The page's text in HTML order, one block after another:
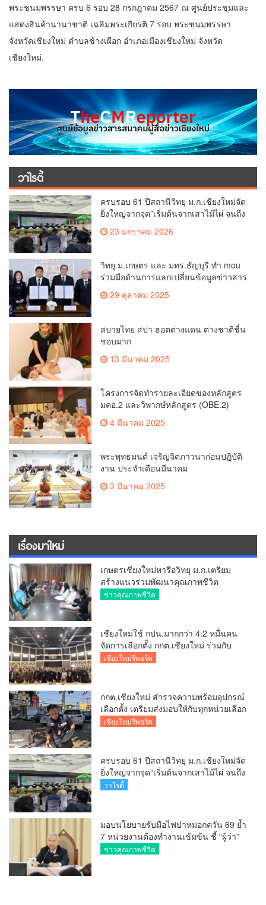
พระชนมพรรษา ครบ 6 รอบ 28 กรกฎาคม 2567 ณ ศูนย์ประชุมและ
แสดงสินค้านานาชาติ เฉลิมพระเกียรติ 7 รอบ พระชนมพรรษา
จังหวัดเชียงใหม่ ตำบลช้างเผือก อำเภอเมืองเชียงใหม่ จังหวัด
เชียงใหม่.
วาไรตี้
ครบรอบ 61 ปีสถานีวิทยุ ม.ก.เชียงใหม่จัด
ยิ่งใหญ่จากจุด”เริ่มต้นจากเสาไม้ไผ่ จนถึง
วันที่มี KURplus ในวันนี้”
23 มกราคม 2026
วิทยุ ม.เกษตร และ มทร.ธัญบุรี ทำ mou
ร่วมมือด้านการแลกเปลี่ยนข้อมูลข่าวสาร
เพื่อถ่ายทอดองค์ความรู้ดีๆสู่ประชาชนให้
ครอบคลุม
29 ตุลาคม 2025
สบายไทย สปา ฮอตต่างแดน ต่างชาติชื่น
ชอบมาก
13 มีนาคม 2025
โครงการจัดทำรายละเอียดของหลักสูตร
มคอ.2 และวิพากษ์หลักสูตร (OBE.2)
4 มีนาคม 2025
พระพุทธมนต์ เจริญจิตภาวนาก่อนปฏิบัติ
งาน ประจำเดือนมีนาคม
3 มีนาคม 2025
เรื่องมาใหม่
เกษตรเชียงใหม่หารือวิทยุ ม.ก.เตรียม
สร้างแนวร่วมพัฒนาคุณภาพชีวิต
เกษตรกร สื่อสารข้อมูลถูกต้องขับเคลื่อน
ข่าวคุณภาพชีวิต
เชียงใหม่ใช้ กปน.มากกว่า 4.2 หมื่นคน
จัดการเลือกตั้ง กกต.เชียงใหม่ ร่วมกับ
นายอำเภอหางดง ตรวจความเรียบร้อย
เชียงใหม่รีพอร์ต
กกต.เชียงใหม่ สำรวจความพร้อมอุปกรณ์
เลือกตั้ง เตรียมส่งมอบให้กับทุกหน่วยเลือก
ตั้งในวันพรุ่งนี้
เชียงใหม่รีพอร์ต
ครบรอบ 61 ปีสถานีวิทยุ ม.ก.เชียงใหม่จัด
ยิ่งใหญ่จากจุด”เริ่มต้นจากเสาไม้ไผ่ จนถึง
วันที่มี KURplus ในวันนี้”
วาไรตี้
มอบนโยบายรับมือไฟป่าหมอกควัน 69 ย้ำ
7 หน่วยงานต้องทำงานเข้มข้น ชี้ “ผู้ว่า”
คีย์แมนสำคัญทำปัญหาลด
ข่าวคุณภาพชีวิต